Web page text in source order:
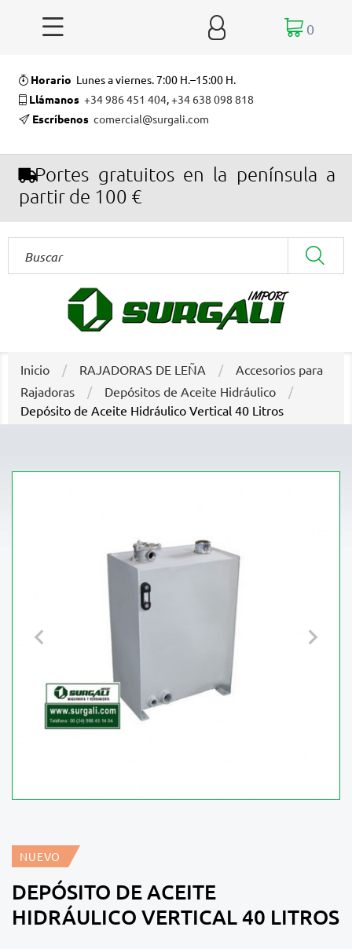
  0
Horario Lunes a viernes. 7:00 H.–15:00 H.
Llámanos +34 986 451 404,+34 638 098 818
Escríbenos comercial@surgali.com
Portes gratuitos en la península a
partir de 100 €
Inicio RAJADORAS DE LEÑA
Accesorios para
Rajadoras
Depósitos de Aceite Hidráulico
Depósito de Aceite Hidráulico Vertical 40 Litros
 
NUEVO
DEPÓSITO DE ACEITE
HIDRÁULICO VERTICAL 40 LITROS